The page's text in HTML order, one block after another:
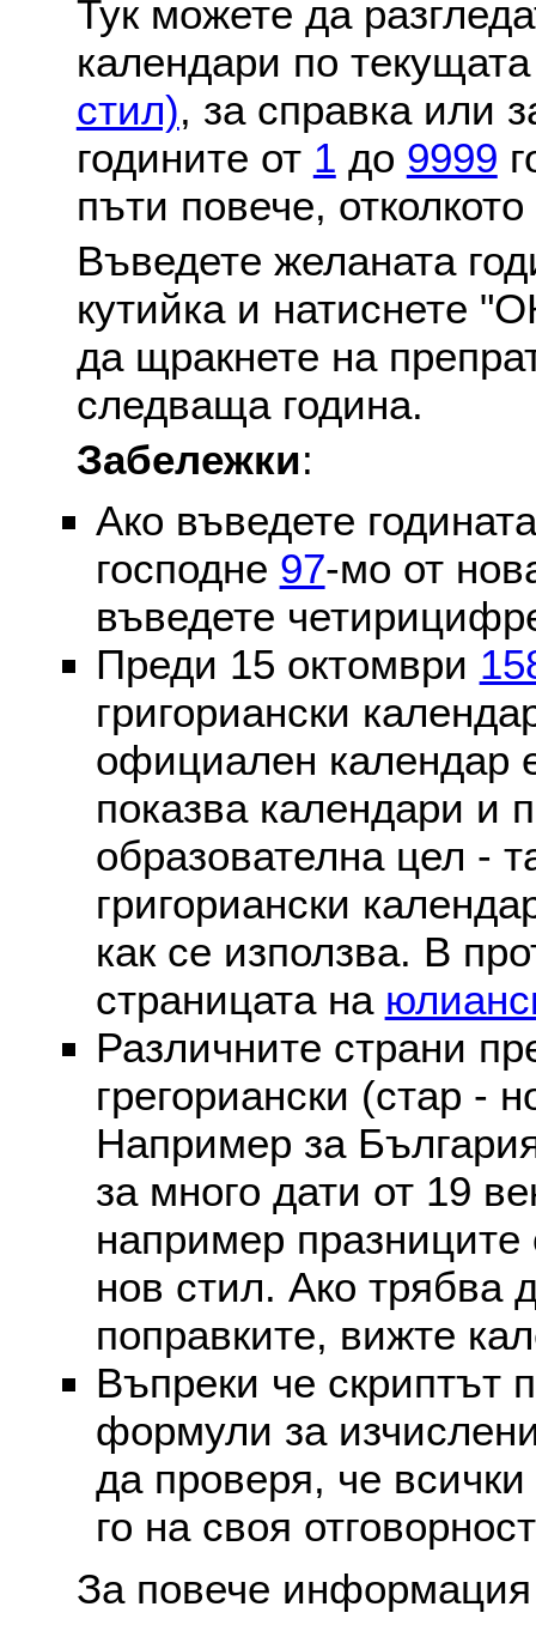
Тук можете да
календари по
стил), за справка или
годините от 1 до 9999
пъти повече,
Въведете желаната
кутийка и натиснете
да щракнете на
следваща година.
Забележки:
Ако въведете
господне 97-мо от
въведете
Преди 15 октомври
григориански
официален календар
показва календари и
образователна цел -
григориански
как се използва. В
страницата на
Различните страни
грегориански (стар -
Например за
за много дати от 19
например празниците
нов стил. Ако трябва
поправките, вижте
Въпреки че скриптът
формули за
да проверя, че
го на своя
За повече информация